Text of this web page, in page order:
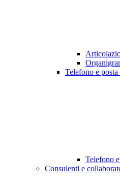
Telefono e posta
Telefono
Consulenti e